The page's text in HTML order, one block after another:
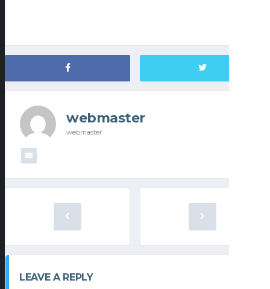
webmaster
webmaster
LEAVE A REPLY